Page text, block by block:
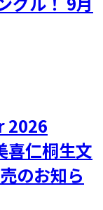
2026
喜仁桐生文
のお知ら